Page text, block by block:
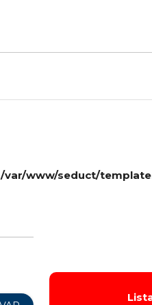
/var/www/seduct/